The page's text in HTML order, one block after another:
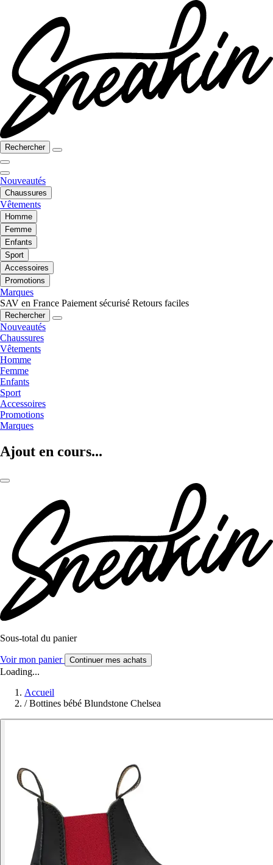
Rechercher
Nouveautés
Chaussures
Vêtements
Homme
Femme
Enfants
Sport
Accessoires
Promotions
Marques
SAV en France Paiement sécurisé Retours faciles
Rechercher
Nouveautés
Chaussures
Vêtements
Homme
Femme
Enfants
Sport
Accessoires
Promotions
Marques
Ajout en cours...
Sous-total du panier
Voir mon panier Continuer mes achats
Loading...
Accueil
/ Bottines bébé Blundstone Chelsea